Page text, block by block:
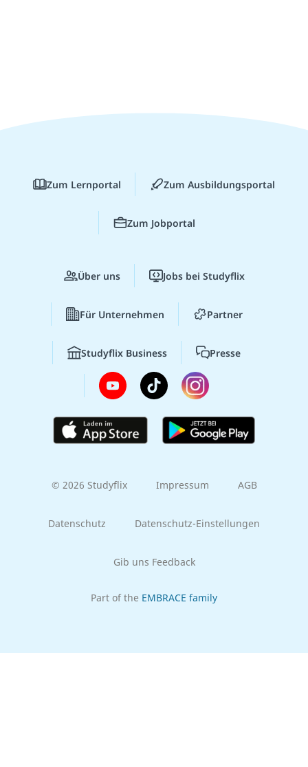
Zum Lernportal Zum Ausbildungsportal
Zum Jobportal
Über uns Jobs bei Studyflix
Für Unternehmen Partner
Studyflix Business Presse
© 2026 Studyflix Impressum AGB
Datenschutz Datenschutz-Einstellungen
Gib uns Feedback
Part of the EMBRACE family